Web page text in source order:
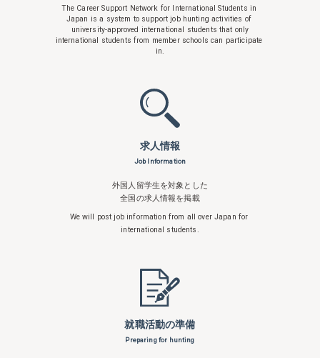
The Career Support Network for International Students in
Japan is a system to supportjob hunting activities of
university-approved international students that only
international students from member schools can participate
in.
求人情報
Job Information
外国人留学生を対象とした
全国の求人情報を掲載
We will post job information from all over Japan for
international students.
就職活動の準備
Preparing for hunting